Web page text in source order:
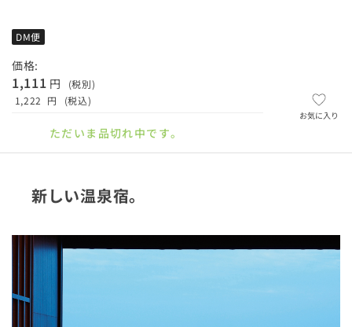
DM便
価格:
1,111 円
(税別)
1,222 円 (税込)
ただいま品切れ中です。
お気に入り
新しい温泉宿。